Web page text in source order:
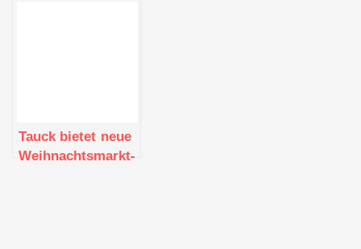
Tauck bietet neue
Weihnachtsmarkt-